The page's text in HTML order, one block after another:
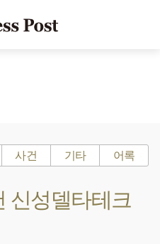
사건 기타 어록
신성델타테크